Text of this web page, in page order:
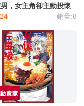
，女主角卻主動投懷
角川 漫畫 R18 買動漫
銷量:8